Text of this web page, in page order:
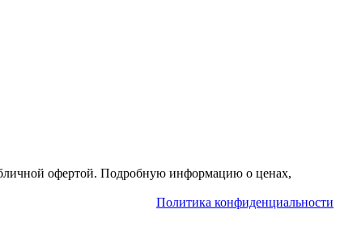
офертой. Подробную информацию о ценах,
Политика конфиденциальности